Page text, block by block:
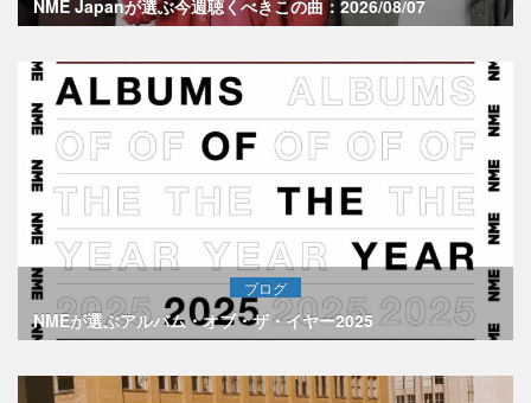
NME Japanが選ぶ今週聴くべきこの曲：2026/08/07
ブログ
NMEが選ぶアルバム・オブ・ザ・イヤー2025